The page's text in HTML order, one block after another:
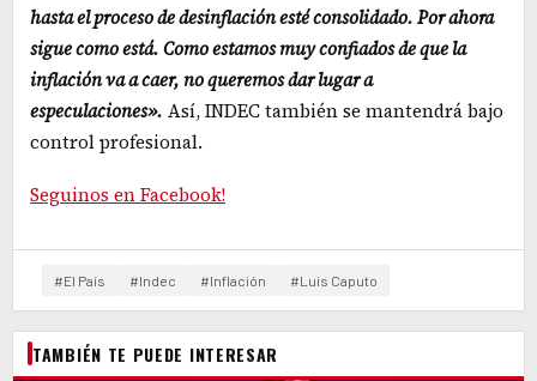
hasta el proceso de desinflación esté consolidado. Por ahora
sigue como está. Como estamos muy confiados de que la
inflación va a caer, no queremos dar lugar a
especulaciones». Así, INDEC también se mantendrá bajo
control profesional.
Seguinos en Facebook!
#El País #Indec #Inflación #Luis Caputo
TAMBIÉN TE PUEDE INTERESAR